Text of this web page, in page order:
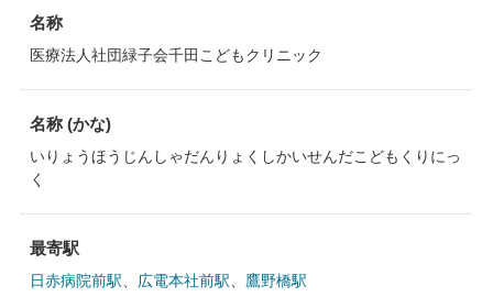
名称
医療法人社団緑子会千田こどもクリニック
名称 (かな)
いりょうほうじんしゃだんりょくしかいせんだこどもくりにっ
く
最寄駅
日赤病院前駅 広電本社前駅 鷹野橋駅